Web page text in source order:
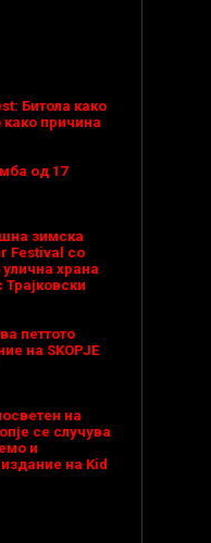
Битола како
причина
од 17
зимска
Festival со
храна
петтото
на SKOPJE
на
се случува
и
на Kid